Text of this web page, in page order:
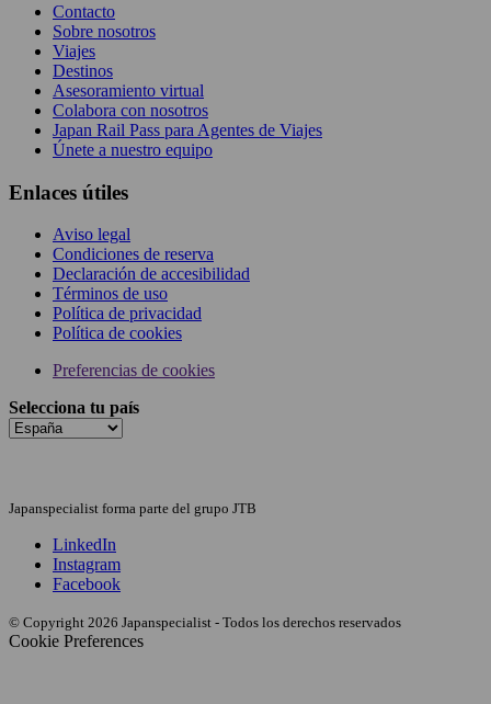
Contacto
Sobre nosotros
Viajes
Destinos
Asesoramiento virtual
Colabora con nosotros
Japan Rail Pass para Agentes de Viajes
Únete a nuestro equipo
Enlaces útiles
Aviso legal
Condiciones de reserva
Declaración de accesibilidad
Términos de uso
Política de privacidad
Política de cookies
Preferencias de cookies
Selecciona tu país
Japanspecialist forma parte del grupo JTB
LinkedIn
Instagram
Facebook
© Copyright 2026 Japanspecialist - Todos los derechos reservados
Cookie Preferences